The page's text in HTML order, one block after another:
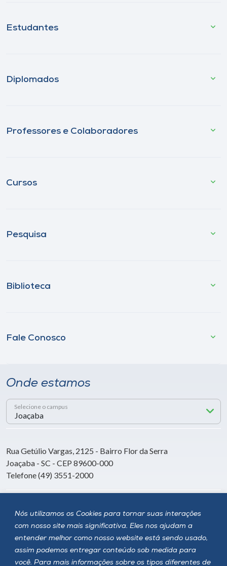
Nós utilizamos os Cookies para tornar suas interações
com nosso site mais significativa. Eles nos ajudam a
entender melhor como nosso website está sendo usado,
assim podemos entregar conteúdo sob medida para
você. Para mais informações sobre os tipos diferentes de
Estudantes
Diplomados
Professores e Colaboradores
Cursos
Pesquisa
Biblioteca
Fale Conosco
Onde estamos
Selecione o campus
Rua Getúlio Vargas, 2125 - Bairro Flor da Serra
Joaçaba - SC - CEP 89600-000
Telefone (49) 3551-2000
Siga a Unoesc